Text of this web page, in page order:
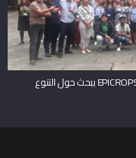
د. إباء فراح تشارك في المؤتمر السنوي الأول لـ EPICROPS ببحث حول التنوع